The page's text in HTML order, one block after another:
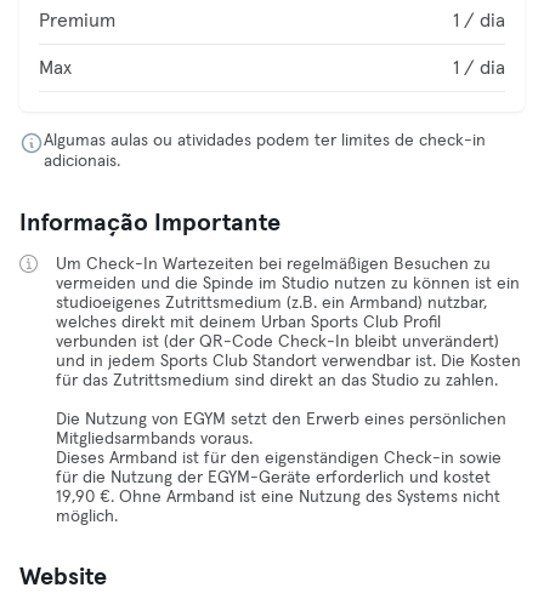
Premium 1 / dia
Max 1 / dia
Algumas aulas ou atividades podem ter limites de check-in
adicionais.
Informação Importante
Um Check-In Wartezeiten bei regelmäßigen Besuchen zu
vermeiden und die Spinde im Studio nutzen zu können ist ein
studioeigenes Zutrittsmedium (z.B. ein Armband) nutzbar,
welches direkt mit deinem Urban Sports Club Profil
verbunden ist (der QR-Code Check-In bleibt unverändert)
und in jedem Sports Club Standort verwendbar ist. Die Kosten
für das Zutrittsmedium sind direkt an das Studio zu zahlen.
Die Nutzung von EGYM setzt den Erwerb eines persönlichen
Mitgliedsarmbands voraus.
Dieses Armband ist für den eigenständigen Check-in sowie
für die Nutzung der EGYM-Geräte erforderlich und kostet
19,90 €. Ohne Armband ist eine Nutzung des Systems nicht
möglich.
Website